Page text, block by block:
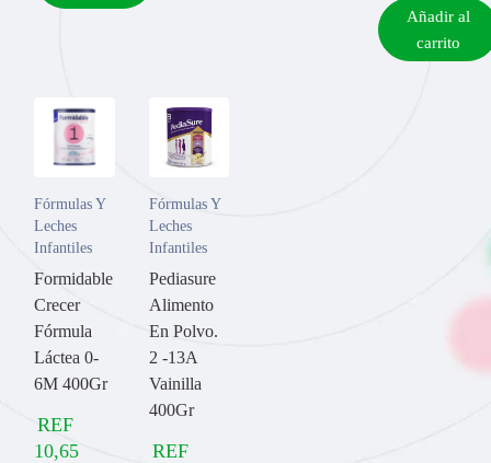
Añadir al
carrito
Fórmulas Y
Leches
Infantiles
Formidable
Crecer
Fórmula
Láctea 0-
6M 400Gr
REF
10,65
Fórmulas Y
Leches
Infantiles
Pediasure
Alimento
En Polvo.
2 -13A
Vainilla
400Gr
REF